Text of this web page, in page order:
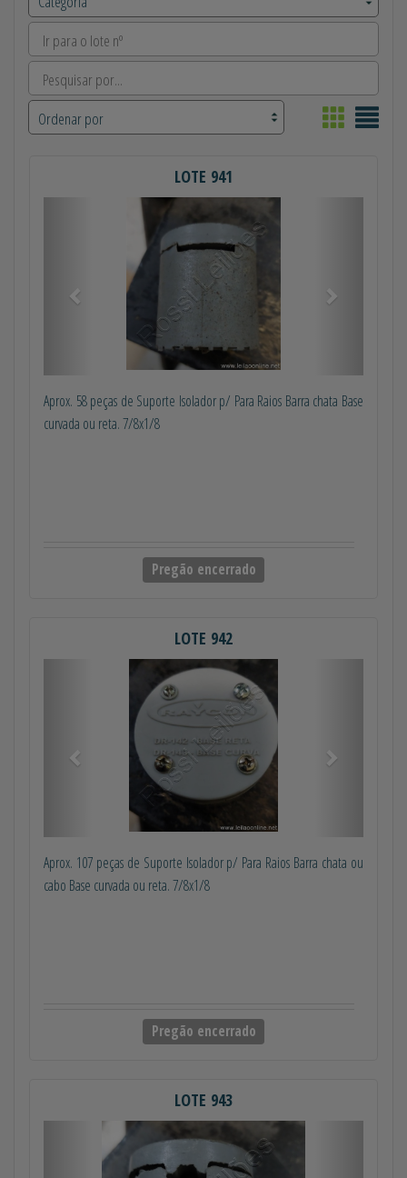
LOTE 941
Aprox. 58 peças de Suporte Isolador p/ Para Raios Barra chata Base
curvada ou reta. 7/8x1/8
Pregão encerrado
LOTE 942
Aprox. 107 peças de Suporte Isolador p/ Para Raios Barra chata ou
cabo Base curvada ou reta. 7/8x1/8
Pregão encerrado
LOTE 943
Anterior